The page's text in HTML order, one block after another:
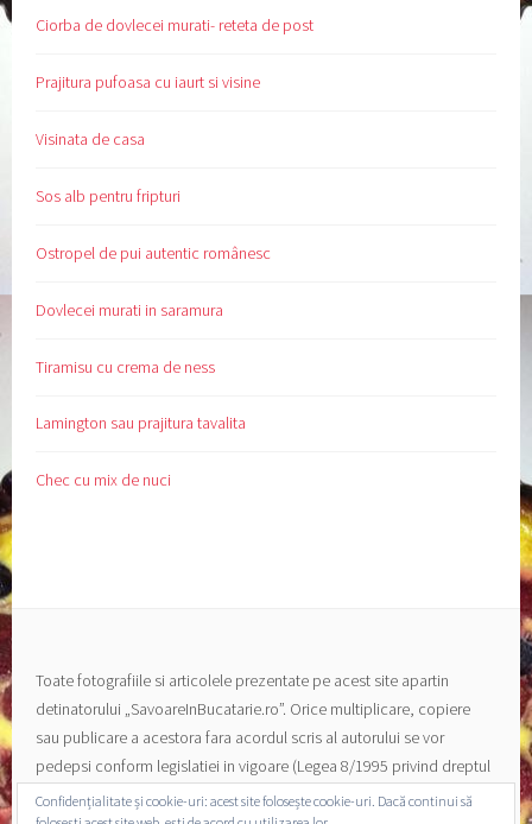
Ciorba de dovlecei murati- reteta de post
Prajitura pufoasa cu iaurt si visine
Visinata de casa
Sos alb pentru fripturi
Ostropel de pui autentic românesc
Dovlecei murati in saramura
Tiramisu cu crema de ness
Lamington sau prajitura tavalita
Chec cu mix de nuci
Toate fotografiile si articolele prezentate pe acest site apartin
detinatorului „SavoareInBucatarie.ro”. Orice multiplicare, copiere
sau publicare a acestora fara acordul scris al autorului se vor
pedepsi conform legislatiei in vigoare (Legea 8/1995 privind dreptul
de autor si a drepturilor conexe).
Confidențialitate și cookie-uri: acest site folosește cookie-uri. Dacă continui să